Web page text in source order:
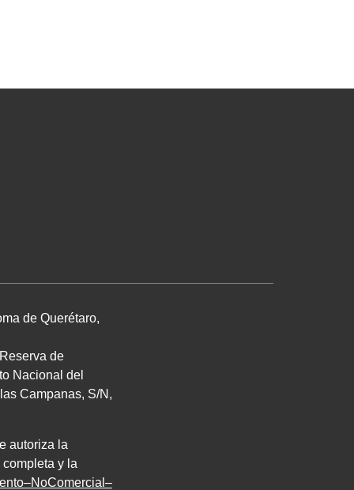
de Querétaro,
de
Nacional del
Campanas, S/N ,
autoriza la
y la